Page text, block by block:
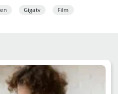
Gigatv Film